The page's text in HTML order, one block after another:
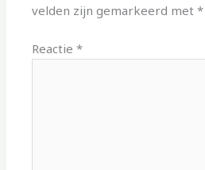
velden zijn gemarkeerd met*
Reactie*